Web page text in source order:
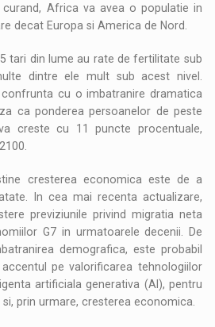
Africa va avea o populatie in
decat Europa si America de Nord.
tari din lume au rate de fertilitate sub
dintre ele mult sub acest nivel.
cu o imbatranire dramatica
ca ponderea persoanelor de peste
creste cu 11 puncte procentuale,
cresterea economica este de a
In cea mai recenta actualizare,
previziunile privind migratia neta
G7 in urmatoarele decenii. De
demografica, este probabil
pe valorificarea tehnologiilor
artificiala generativa (AI), pentru
prin urmare, cresterea economica.